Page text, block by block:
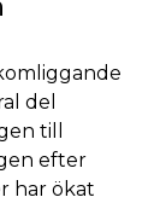
del
till
efter
har ökat